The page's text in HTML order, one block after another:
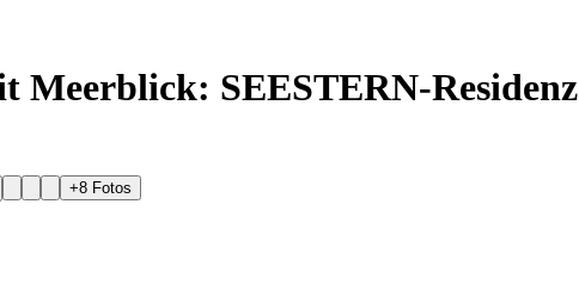
Meerblick: SEESTERN-Residenz
+8 Fotos